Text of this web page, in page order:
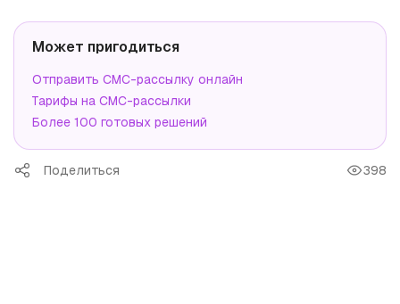
Может пригодиться
Отправить СМС-рассылку онлайн
Тарифы на СМС-рассылки
Более 100 готовых решений
Поделиться 398